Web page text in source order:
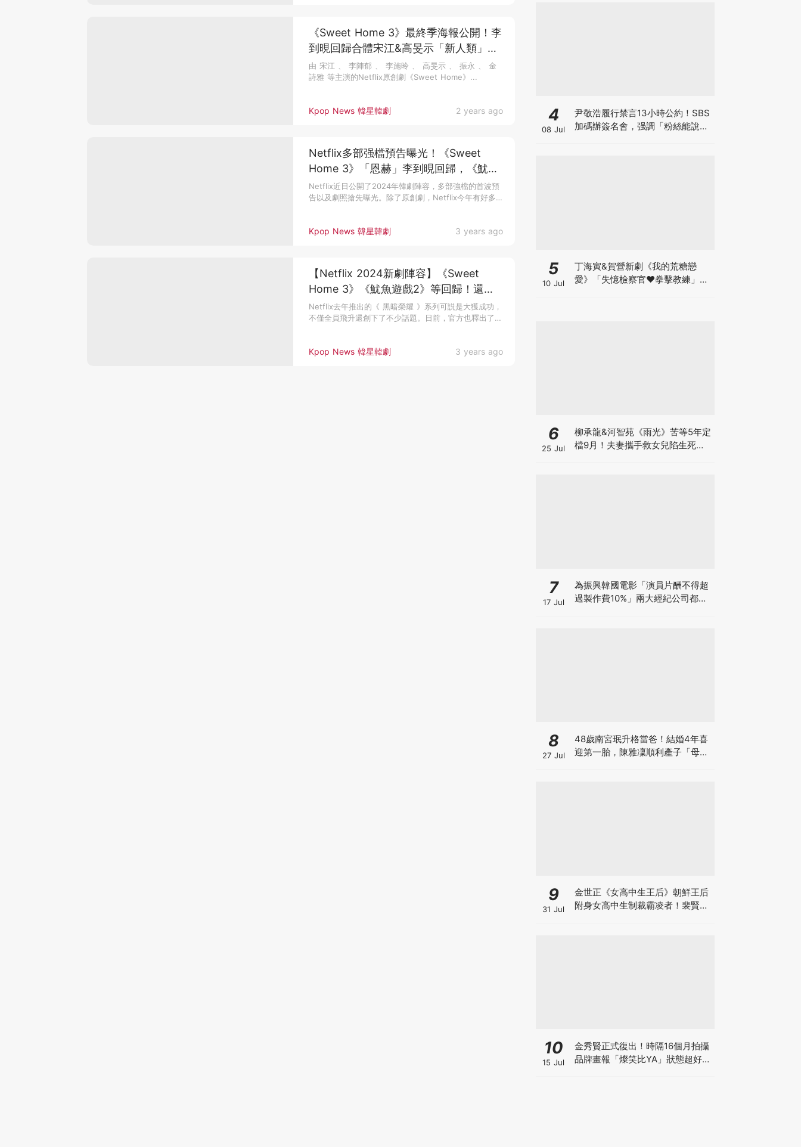
Kpop News 韓星韓劇 2 years ago
《Sweet Home 3》最終季海報公開！李
到晛回歸合體宋江&高旻示「新人類」世
界來臨... 7/19上線
由 宋江 、 李陣郁 、 李施昤 、 高旻示 、 振永 、 金
詩雅 等主演的Netflix原創劇《Sweet Home》...
Kpop News 韓星韓劇 3 years ago
Netflix多部强檔預告曝光！《Sweet
Home 3》「恩赫」李到晛回歸，《魷魚
遊戲2》超狂卡司掀期待
Netflix近日公開了2024年韓劇陣容，多部強檔的首波預
告以及劇照搶先曝光。除了原創劇，Netflix今年有好多
Kpop News 韓星韓劇 3 years ago
【Netflix 2024新劇陣容】《Sweet
Home 3》《魷魚遊戲2》等回歸！還有
IU&朴寳劍的新作~
Netflix去年推出的《 黑暗榮耀 》系列可説是大獲成功，
不僅全員飛升還創下了不少話題。日前，官方也釋出了
4
08 Jul
尹敬浩履行禁言13小時公約！SBS
加碼辦簽名會，强調「粉絲能說
5
10 Jul
丁海寅&賀營新劇《我的荒糖戀
愛》「失憶檢察官♥拳擊教練」心
6
25 Jul
柳承龍&河智苑《雨光》苦等5年定
檔9月！夫妻攜手救女兒陷生死危
7
17 Jul
為振興韓國電影「演員片酬不得超
過製作費10%」兩大經紀公司都響
8
27 Jul
48歲南宮珉升格當爸！結婚4年喜
迎第一胎，陳雅凜順利產子「母子
9
31 Jul
金世正《女高中生王后》朝鮮王后
附身女高中生制裁霸凌者！裴賢聖.
10
15 Jul
金秀賢正式復出！時隔16個月拍攝
品牌畫報「燦笑比YA」狀態超好，